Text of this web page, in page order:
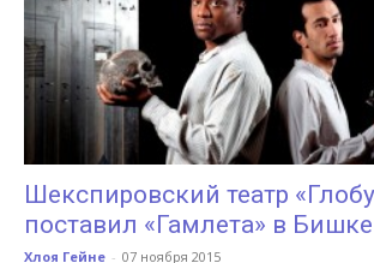
Шекспировский театр
поставил «Гамлета» в
Хлоя Гейне - 07 ноября 2015